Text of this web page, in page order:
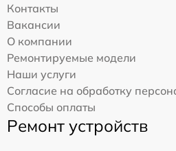
Контакты
Вакансии
О компании
Ремонтируемые модели
Наши услуги
Согласие на обработку
Способы оплаты
Ремонт устройств